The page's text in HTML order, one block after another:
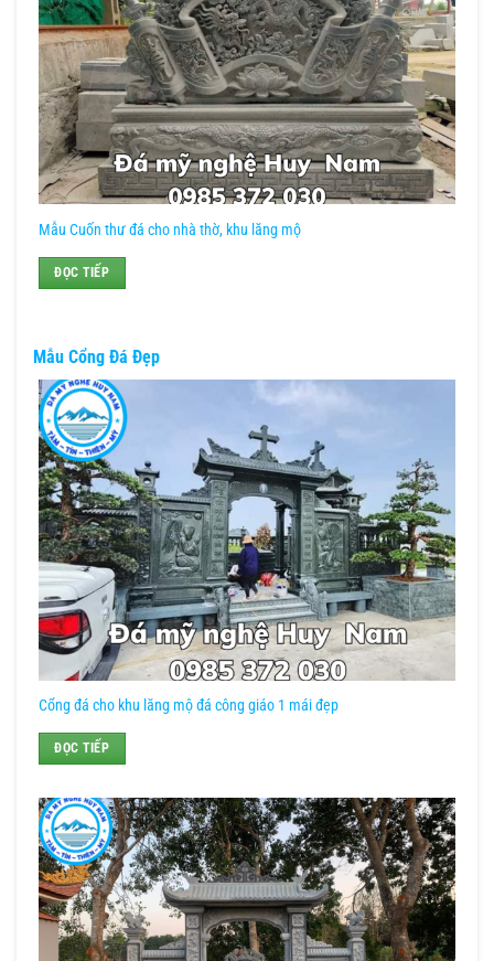
Mẫu Cuốn thư đá cho nhà thờ, khu lăng mộ
ĐỌC TIẾP
Mẫu Cổng Đá Đẹp
Cổng đá cho khu lăng mộ đá công giáo 1 mái đẹp
ĐỌC TIẾP